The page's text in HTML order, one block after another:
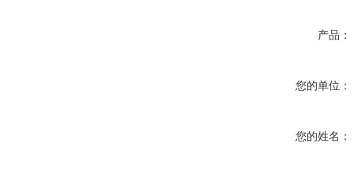
产品：
您的单位：
您的姓名：